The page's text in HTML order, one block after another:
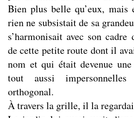
Bien plus belle qu’eux, mais
rien ne subsistait de sa
s’harmonisait avec son
de cette petite route dont il
nom et qui était devenue
tout aussi
orthogonal.
À travers la grille, il la